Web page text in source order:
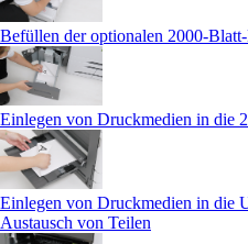
Befüllen der optionalen
Einlegen von Druckmedien in die
Einlegen von Druckmedien in die
Austausch von Teilen